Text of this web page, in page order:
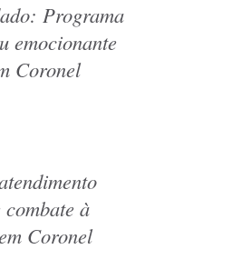
Programa
emocionante
Coronel
à
Coronel